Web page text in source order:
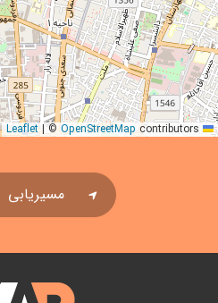
|© OpenStreetMapcontributors
مسیریابی